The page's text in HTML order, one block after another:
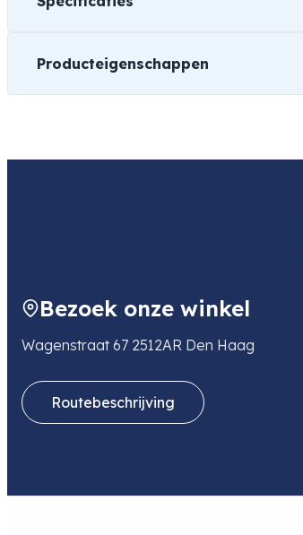
Producteigenschappen
Bezoek onze winkel
Wagenstraat 67 2512AR Den Haag
Routebeschrijving